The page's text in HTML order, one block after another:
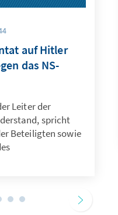
auf Hitler
das NS-
Leiter der
spricht
Beteiligten sowie